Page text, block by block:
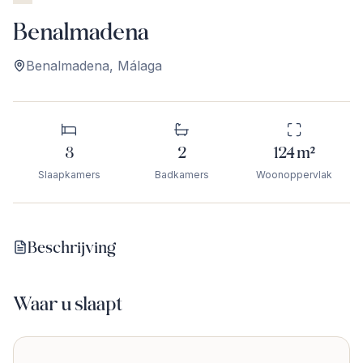
Benalmadena
Benalmadena, Málaga
3
Slaapkamers
2
Badkamers
124m²
Woonoppervlak
Beschrijving
Waar u slaapt